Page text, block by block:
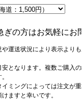
の方はお気軽にお
運送状況により表示より
となります。複数ご購入
ミングによっては注文が
ますと幸いです。